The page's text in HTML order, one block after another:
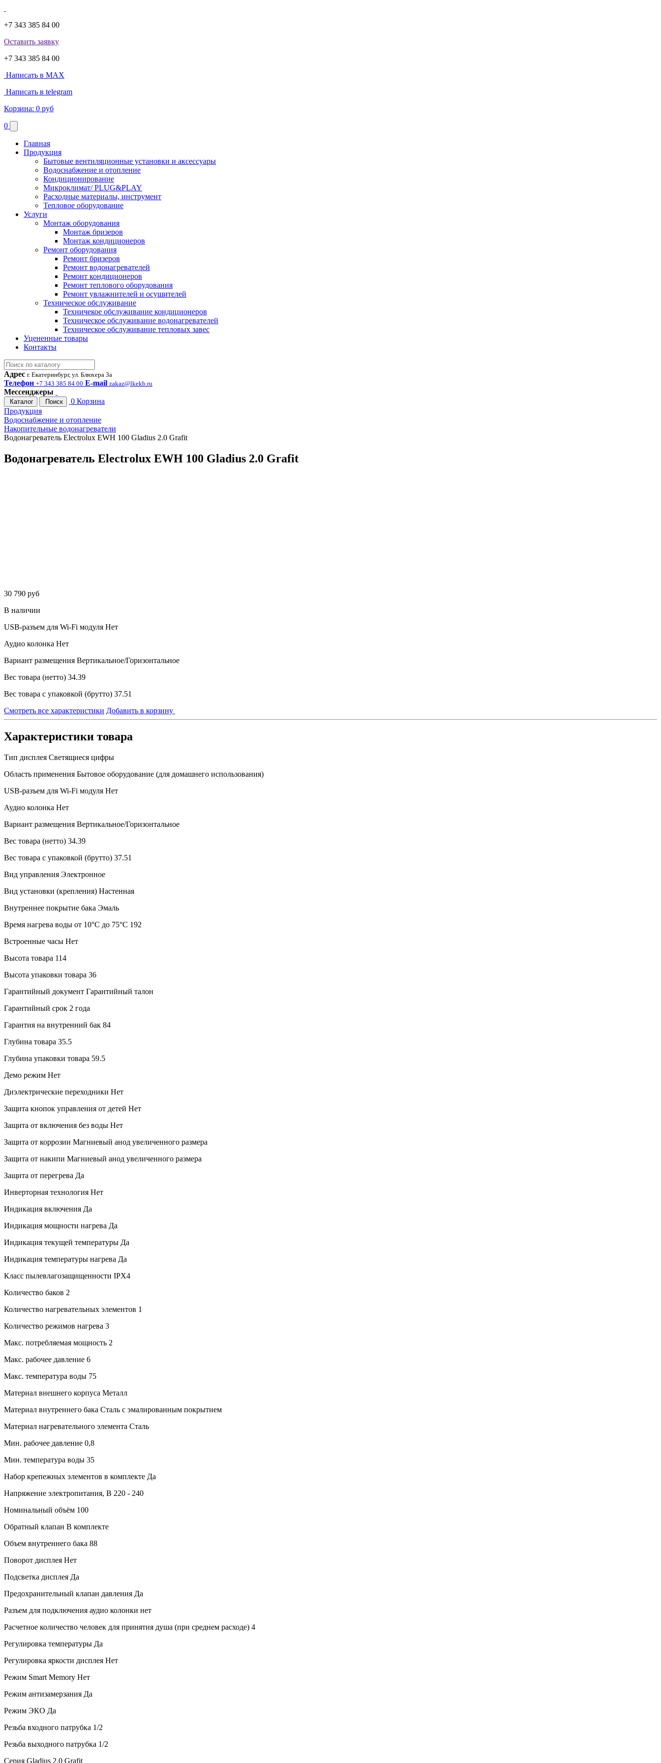
+7 343 385 84 00
Оставить заявку
+7 343 385 84 00
Написать в MAX
Написать в telegram
Корзина: 0 руб
0
Главная
Продукция
Бытовые вентиляционные установки и аксессуары
Водоснабжение и отопление
Кондиционирование
Микроклимат/ PLUG&PLAY
Расходные материалы, инструмент
Тепловое оборудование
Услуги
Монтаж оборудования
Монтаж бризеров
Монтаж кондиционеров
Ремонт оборудования
Ремонт бризеров
Ремонт водонагревателей
Ремонт кондиционеров
Ремонт теплового оборудования
Ремонт увлажнителей и осушителей
Техническое обслуживание
Техничекое обслуживание кондиционеров
Техническое обслуживание водонагревателей
Техническое обслуживание тепловых завес
Уцененные товары
Контакты
Адрес г. Екатеринбург, ул. Блюхера 3а
Телефон +7 343 385 84 00 E-mail zakaz@lkekb.ru
Мессенджеры
Каталог Поиск 0 Корзина
Продукция
Водоснабжение и отопление
Накопительные водонагреватели
Водонагреватель Electrolux EWH 100 Gladius 2.0 Grafit
Водонагреватель Electrolux EWH 100 Gladius 2.0 Grafit
30 790 руб
В наличии
USB-разъем для Wi-Fi модуля Нет
Аудио колонка Нет
Вариант размещения Вертикальное/Горизонтальное
Вес товара (нетто) 34.39
Вес товара с упаковкой (брутто) 37.51
Смотреть все характеристики Добавить в корзину
Характеристики товара
Тип дисплея Светящиеся цифры
Область применения Бытовое оборудование (для домашнего использования)
USB-разъем для Wi-Fi модуля Нет
Аудио колонка Нет
Вариант размещения Вертикальное/Горизонтальное
Вес товара (нетто) 34.39
Вес товара с упаковкой (брутто) 37.51
Вид управления Электронное
Вид установки (крепления) Настенная
Внутреннее покрытие бака Эмаль
Время нагрева воды от 10°С до 75°С 192
Встроенные часы Нет
Высота товара 114
Высота упаковки товара 36
Гарантийный документ Гарантийный талон
Гарантийный срок 2 года
Гарантия на внутренний бак 84
Глубина товара 35.5
Глубина упаковки товара 59.5
Демо режим Нет
Диэлектрические переходники Нет
Защита кнопок управления от детей Нет
Защита от включения без воды Нет
Защита от коррозии Магниевый анод увеличенного размера
Защита от накипи Магниевый анод увеличенного размера
Защита от перегрева Да
Инверторная технология Нет
Индикация включения Да
Индикация мощности нагрева Да
Индикация текущей температуры Да
Индикация температуры нагрева Да
Класс пылевлагозащищенности IPX4
Количество баков 2
Количество нагревательных элементов 1
Количество режимов нагрева 3
Макс. потребляемая мощность 2
Макс. рабочее давление 6
Макс. температура воды 75
Материал внешнего корпуса Металл
Материал внутреннего бака Сталь с эмалированным покрытием
Материал нагревательного элемента Сталь
Мин. рабочее давление 0,8
Мин. температура воды 35
Набор крепежных элементов в комплекте Да
Напряжение электропитания, В 220 - 240
Номинальный объём 100
Обратный клапан В комплекте
Объем внутреннего бака 88
Поворот дисплея Нет
Подсветка дисплея Да
Предохранительный клапан давления Да
Разъем для подключения аудио колонки нет
Расчетное количество человек для принятия душа (при среднем расходе) 4
Регулировка температуры Да
Регулировка яркости дисплея Нет
Режим Smart Memory Нет
Режим антизамерзания Да
Режим ЭКО Да
Резьба входного патрубка 1/2
Резьба выходного патрубка 1/2
Серия Gladius 2.0 Grafit